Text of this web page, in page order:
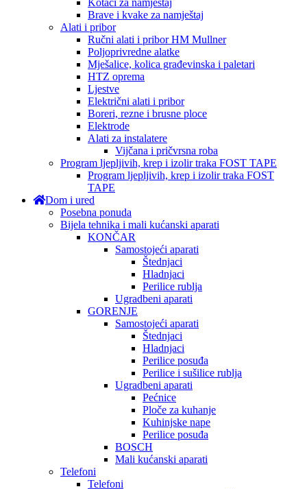
Kotaci za namjestaj
Brave i kvake za namještaj
Alati i pribor
Ručni alati i pribor HM Mullner
Poljoprivredne alatke
Mješalice, kolica građevinska i paletari
HTZ oprema
Ljestve
Električni alati i pribor
Boreri, rezne i brusne ploce
Elektrode
Alati za instalatere
Vijčana i pričvrsna roba
Program ljepljivih, krep i izolir traka FOST TAPE
Program ljepljivih, krep i izolir traka FOST
TAPE
Dom i ured
Posebna ponuda
Bijela tehnika i mali kućanski aparati
KONČAR
Samostojeći aparati
Štednjaci
Hladnjaci
Perilice rublja
Ugradbeni aparati
GORENJE
Samostojeći aparati
Štednjaci
Hladnjaci
Perilice posuđa
Perilice i sušilice rublja
Ugradbeni aparati
Pećnice
Ploče za kuhanje
Kuhinjske nape
Perilice posuđa
BOSCH
Mali kućanski aparati
Telefoni
Telefoni